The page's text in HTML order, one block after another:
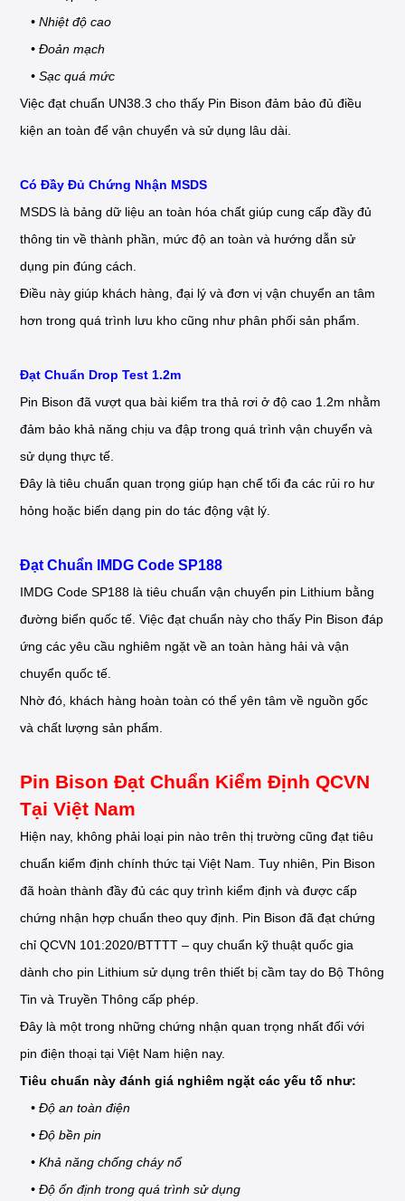
• Nhiệt độ cao
• Đoản mạch
• Sạc quá mức
Việc đạt chuẩn UN38.3 cho thấy Pin Bison đảm bảo đủ điều
kiện an toàn để vận chuyển và sử dụng lâu dài.
Có Đầy Đủ Chứng Nhận MSDS
MSDS là bảng dữ liệu an toàn hóa chất giúp cung cấp đầy đủ
thông tin về thành phần, mức độ an toàn và hướng dẫn sử
dụng pin đúng cách.
Điều này giúp khách hàng, đại lý và đơn vị vận chuyển an tâm
hơn trong quá trình lưu kho cũng như phân phối sản phẩm.
Đạt Chuẩn Drop Test 1.2m
Pin Bison đã vượt qua bài kiểm tra thả rơi ở độ cao 1.2m nhằm
đảm bảo khả năng chịu va đập trong quá trình vận chuyển và
sử dụng thực tế.
Đây là tiêu chuẩn quan trọng giúp hạn chế tối đa các rủi ro hư
hỏng hoặc biến dạng pin do tác động vật lý.
Đạt Chuẩn IMDG Code SP188
IMDG Code SP188 là tiêu chuẩn vận chuyển pin Lithium bằng
đường biển quốc tế. Việc đạt chuẩn này cho thấy Pin Bison đáp
ứng các yêu cầu nghiêm ngặt về an toàn hàng hải và vận
chuyển quốc tế.
Nhờ đó, khách hàng hoàn toàn có thể yên tâm về nguồn gốc
và chất lượng sản phẩm.
Pin Bison Đạt Chuẩn Kiểm Định QCVN
Tại Việt Nam
Hiện nay, không phải loại pin nào trên thị trường cũng đạt tiêu
chuẩn kiểm định chính thức tại Việt Nam. Tuy nhiên, Pin Bison
đã hoàn thành đầy đủ các quy trình kiểm định và được cấp
chứng nhận hợp chuẩn theo quy định. Pin Bison đã đạt chứng
chỉ QCVN 101:2020/BTTTT – quy chuẩn kỹ thuật quốc gia
dành cho pin Lithium sử dụng trên thiết bị cầm tay do Bộ Thông
Tin và Truyền Thông cấp phép.
Đây là một trong những chứng nhận quan trọng nhất đối với
pin điện thoại tại Việt Nam hiện nay.
Tiêu chuẩn này đánh giá nghiêm ngặt các yếu tố như:
• Độ an toàn điện
• Độ bền pin
• Khả năng chống cháy nổ
• Độ ổn định trong quá trình sử dụng